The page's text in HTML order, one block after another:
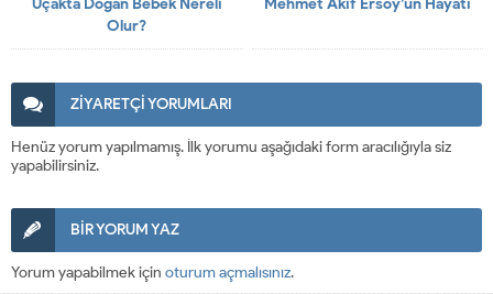
Uçakta Doğan Bebek Nereli
Olur?
Mehmet Akif Ersoy’un Hayatı
ZİYARETÇİ YORUMLARI
Henüz yorum yapılmamış. İlk yorumu aşağıdaki form aracılığıyla siz
yapabilirsiniz.
BİR YORUM YAZ
Yorum yapabilmek için oturum açmalısınız.